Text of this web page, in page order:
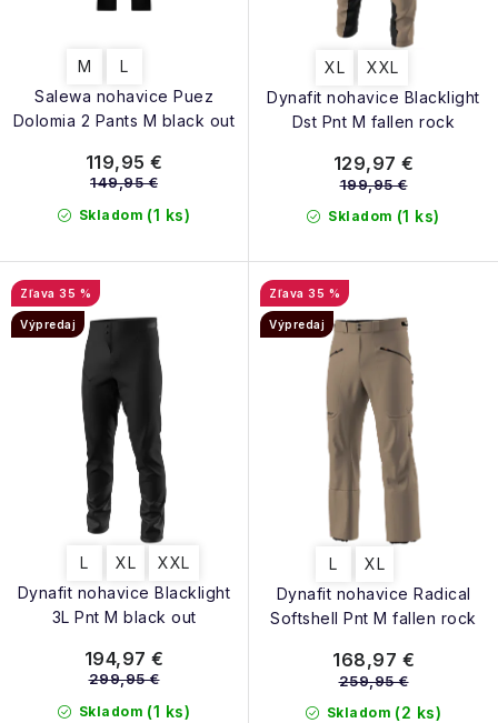
Salewa nohavice Puez
Dolomia 2 Pants M black out
M L
Skladom (1 ks)
119,95 €
149,95 €
Dynafit nohavice Blacklight
Dst Pnt M fallen rock
XL XXL
Skladom (1 ks)
129,97 €
199,95 €
Dynafit nohavice Blacklight
3L Pnt M black out
35 %
Výpredaj
L XL XXL
Skladom (1 ks)
194,97 €
299,95 €
Dynafit nohavice Radical
Softshell Pnt M fallen rock
35 %
Výpredaj
L XL
Skladom (2 ks)
168,97 €
259,95 €